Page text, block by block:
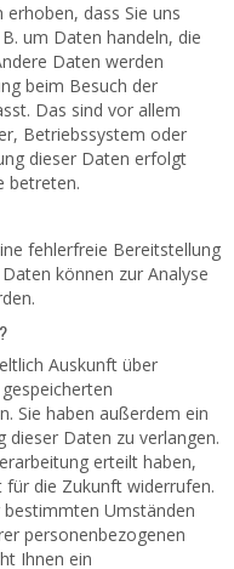
dass Sie uns
um Daten handeln, die
Daten werden
beim Besuch der
Das sind vor allem
Betriebssystem oder
dieser Daten erfolgt
betreten.
fehlerfreie Bereitstellung
können zur Analyse
Auskunft über
Sie haben außerdem ein
dieser Daten zu verlangen.
erteilt haben,
für die Zukunft widerrufen.
Umständen
personenbezogenen
Ihnen ein